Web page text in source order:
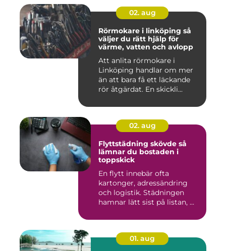
02. aug
Rörmokare i linköping så
väljer du rätt hjälp för
värme, vatten och avlopp
Att anlita rörmokare i
Linköping handlar om mer
än att bara få ett läckande
rör åtgärdat. En skickli...
02. aug
Flyttstädning skövde så
lämnar du bostaden i
toppskick
En flytt innebär ofta
kartonger, adressändring
och logistik. Städningen
hamnar lätt sist på listan, ...
01. aug